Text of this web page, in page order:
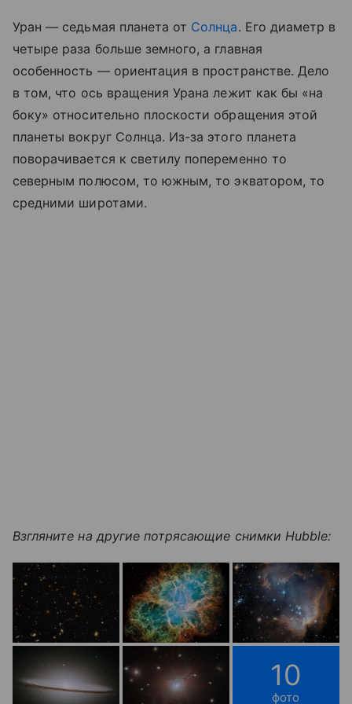
Уран — седьмая планета от Солнца. Его диаметр в
четыре раза больше земного, а главная
особенность — ориентация в пространстве. Дело
в том, что ось вращения Урана лежит как бы «на
боку» относительно плоскости обращения этой
планеты вокруг Солнца. Из-за этого планета
поворачивается к светилу попеременно то
северным полюсом, то южным, то экватором, то
средними широтами.
Взгляните на другие потрясающие снимки Hubble:
10
фото